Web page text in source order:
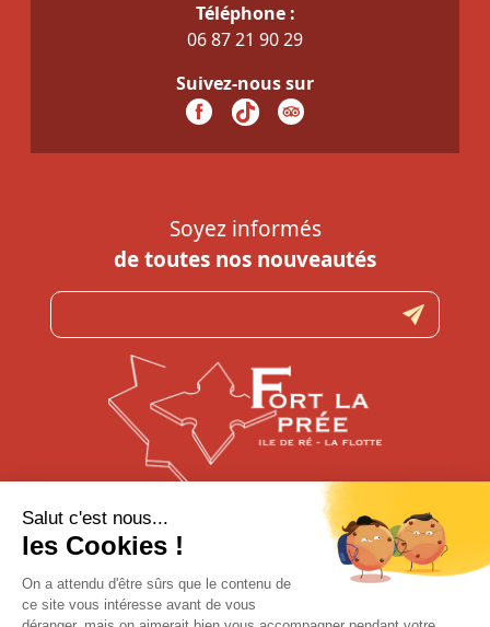
Téléphone :
06 87 21 90 29
Suivez-nous sur
Soyez informés
de toutes nos nouveautés
N’hésitez pas à nous contacter
pour toute question